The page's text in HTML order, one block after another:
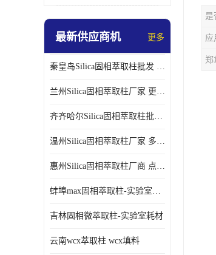
最新供应商机 更多
秦皇岛Silica固相萃取柱批发 更多请咨询
兰州Silica固相萃取柱厂家 更多请咨询
齐齐哈尔Silica固相萃取柱批发 更多请咨询
温州Silica固相萃取柱厂家 多种规格
惠州Silica固相萃取柱厂商 点击查询更多
蚌埠max固相萃取柱-实验室耗材
吉林固相微萃取柱-实验室耗材
云南wcx萃取柱 wcx填料
是
应
郑